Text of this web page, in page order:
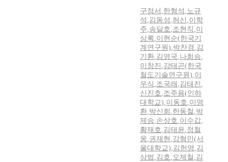
구정서 ,한형석 ,노규
석 ,김동성 ,허신 ,이학
주,송달호,조현직 ,이
상록,이현순(한국기
계연구원),박찬경 ,김
기환,김영국,나희승,
이창진 ,강태곤(한국
철도기술연구원),이
우식 ,조국래 ,김태진 ,
신진호,조주용(인하
대학교),이동호,이영
환,박신희 ,한동철 ,박
제승,손상호,이수갑,
황재호,김태윤,정철
웅,권재현 ,강형민(서
울대학교),김헌영 ,김
상법 ,김호,오제철 ,김